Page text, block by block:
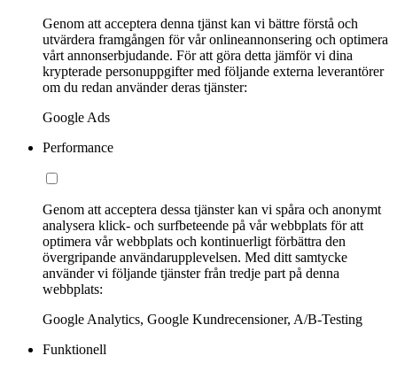
Genom att acceptera denna tjänst kan vi bättre förstå och
utvärdera framgången för vår onlineannonsering och optimera
vårt annonserbjudande. För att göra detta jämför vi dina
krypterade personuppgifter med följande externa leverantörer
om du redan använder deras tjänster:
Google Ads
Performance
Genom att acceptera dessa tjänster kan vi spåra och anonymt
analysera klick- och surfbeteende på vår webbplats för att
optimera vår webbplats och kontinuerligt förbättra den
övergripande användarupplevelsen. Med ditt samtycke
använder vi följande tjänster från tredje part på denna
webbplats:
Google Analytics, Google Kundrecensioner, A/B-Testing
Funktionell